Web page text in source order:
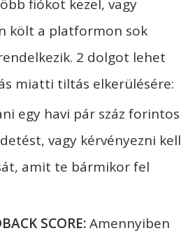
fiókot kezel, vagy
költ a platformon sok
2 dolgot lehet
miatti tiltás elkerülésére:
egy havi pár száz forintos
vagy kérvényezni kell
amit te bármikor fel
SCORE:Amennyiben